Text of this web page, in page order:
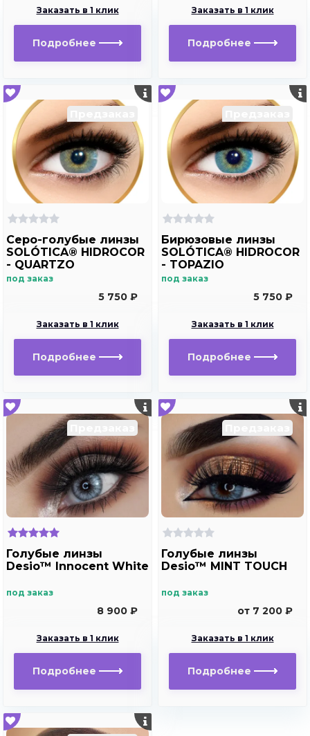
Заказать в 1 клик
Подробнее
Заказать в 1 клик
Подробнее
Серо-голубые линзы
SOLÓTICA® HIDROCOR
- QUARTZO
под заказ
5 750 ₽
Заказать в 1 клик
Подробнее
Бирюзовые линзы
SOLÓTICA® HIDROCOR
- TOPAZIO
под заказ
5 750 ₽
Заказать в 1 клик
Подробнее
Голубые линзы
Desio™ Innocent White
под заказ
8 900 ₽
Заказать в 1 клик
Подробнее
Голубые линзы
Desio™ MINT TOUCH
под заказ
от 7 200 ₽
Заказать в 1 клик
Подробнее